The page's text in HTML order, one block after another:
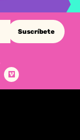
Suscríbete